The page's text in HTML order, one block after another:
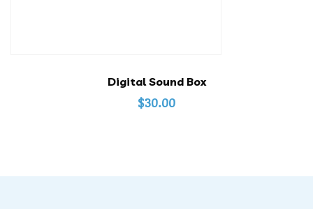
Digital Sound Box
$30.00